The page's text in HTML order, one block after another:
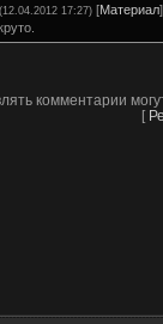
(12.04.2012 17:27) [Материал]
комментарии
[